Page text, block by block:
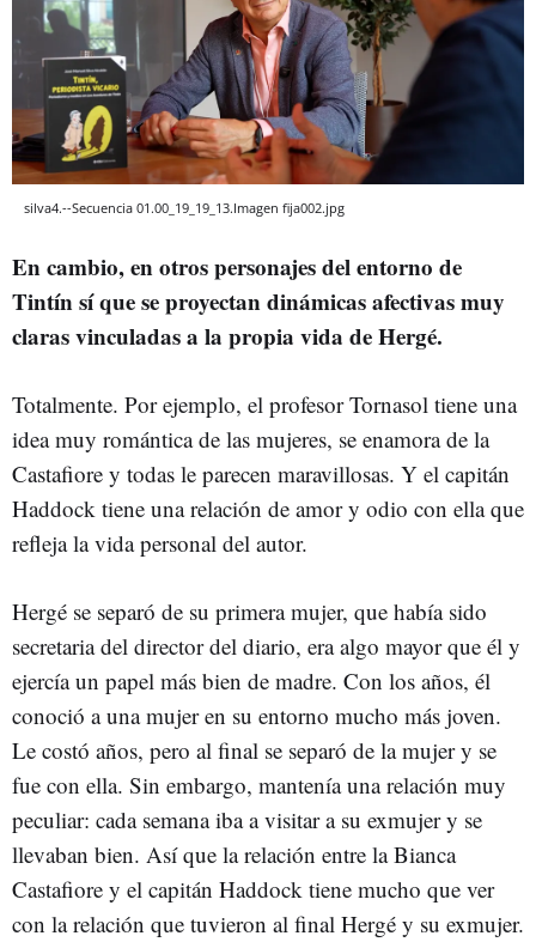
silva4.--Secuencia 01.00_19_19_13.Imagen fija002.jpg
En cambio, en otros personajes del entorno de
Tintín sí que se proyectan dinámicas afectivas muy
claras vinculadas a la propia vida de Hergé.
Totalmente. Por ejemplo, el profesor Tornasol tiene una
idea muy romántica de las mujeres, se enamora de la
Castafiore y todas le parecen maravillosas. Y el capitán
Haddock tiene una relación de amor y odio con ella que
refleja la vida personal del autor.
Hergé se separó de su primera mujer, que había sido
secretaria del director del diario, era algo mayor que él y
ejercía un papel más bien de madre. Con los años, él
conoció a una mujer en su entorno mucho más joven.
Le costó años, pero al final se separó de la mujer y se
fue con ella. Sin embargo, mantenía una relación muy
peculiar: cada semana iba a visitar a su exmujer y se
llevaban bien. Así que la relación entre la Bianca
Castafiore y el capitán Haddock tiene mucho que ver
con la relación que tuvieron al final Hergé y su exmujer.